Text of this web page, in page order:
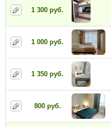
1 300 руб.
1 000 руб.
1 350 руб.
800 руб.